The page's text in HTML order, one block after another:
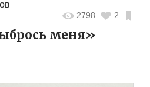
2798 2
меня»